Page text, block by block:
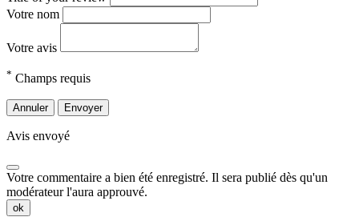
Votre nom
Votre avis
* Champs requis
Annuler Envoyer
Avis envoyé
Votre commentaire a bien été enregistré. Il sera publié dès qu'un
modérateur l'aura approuvé.
ok